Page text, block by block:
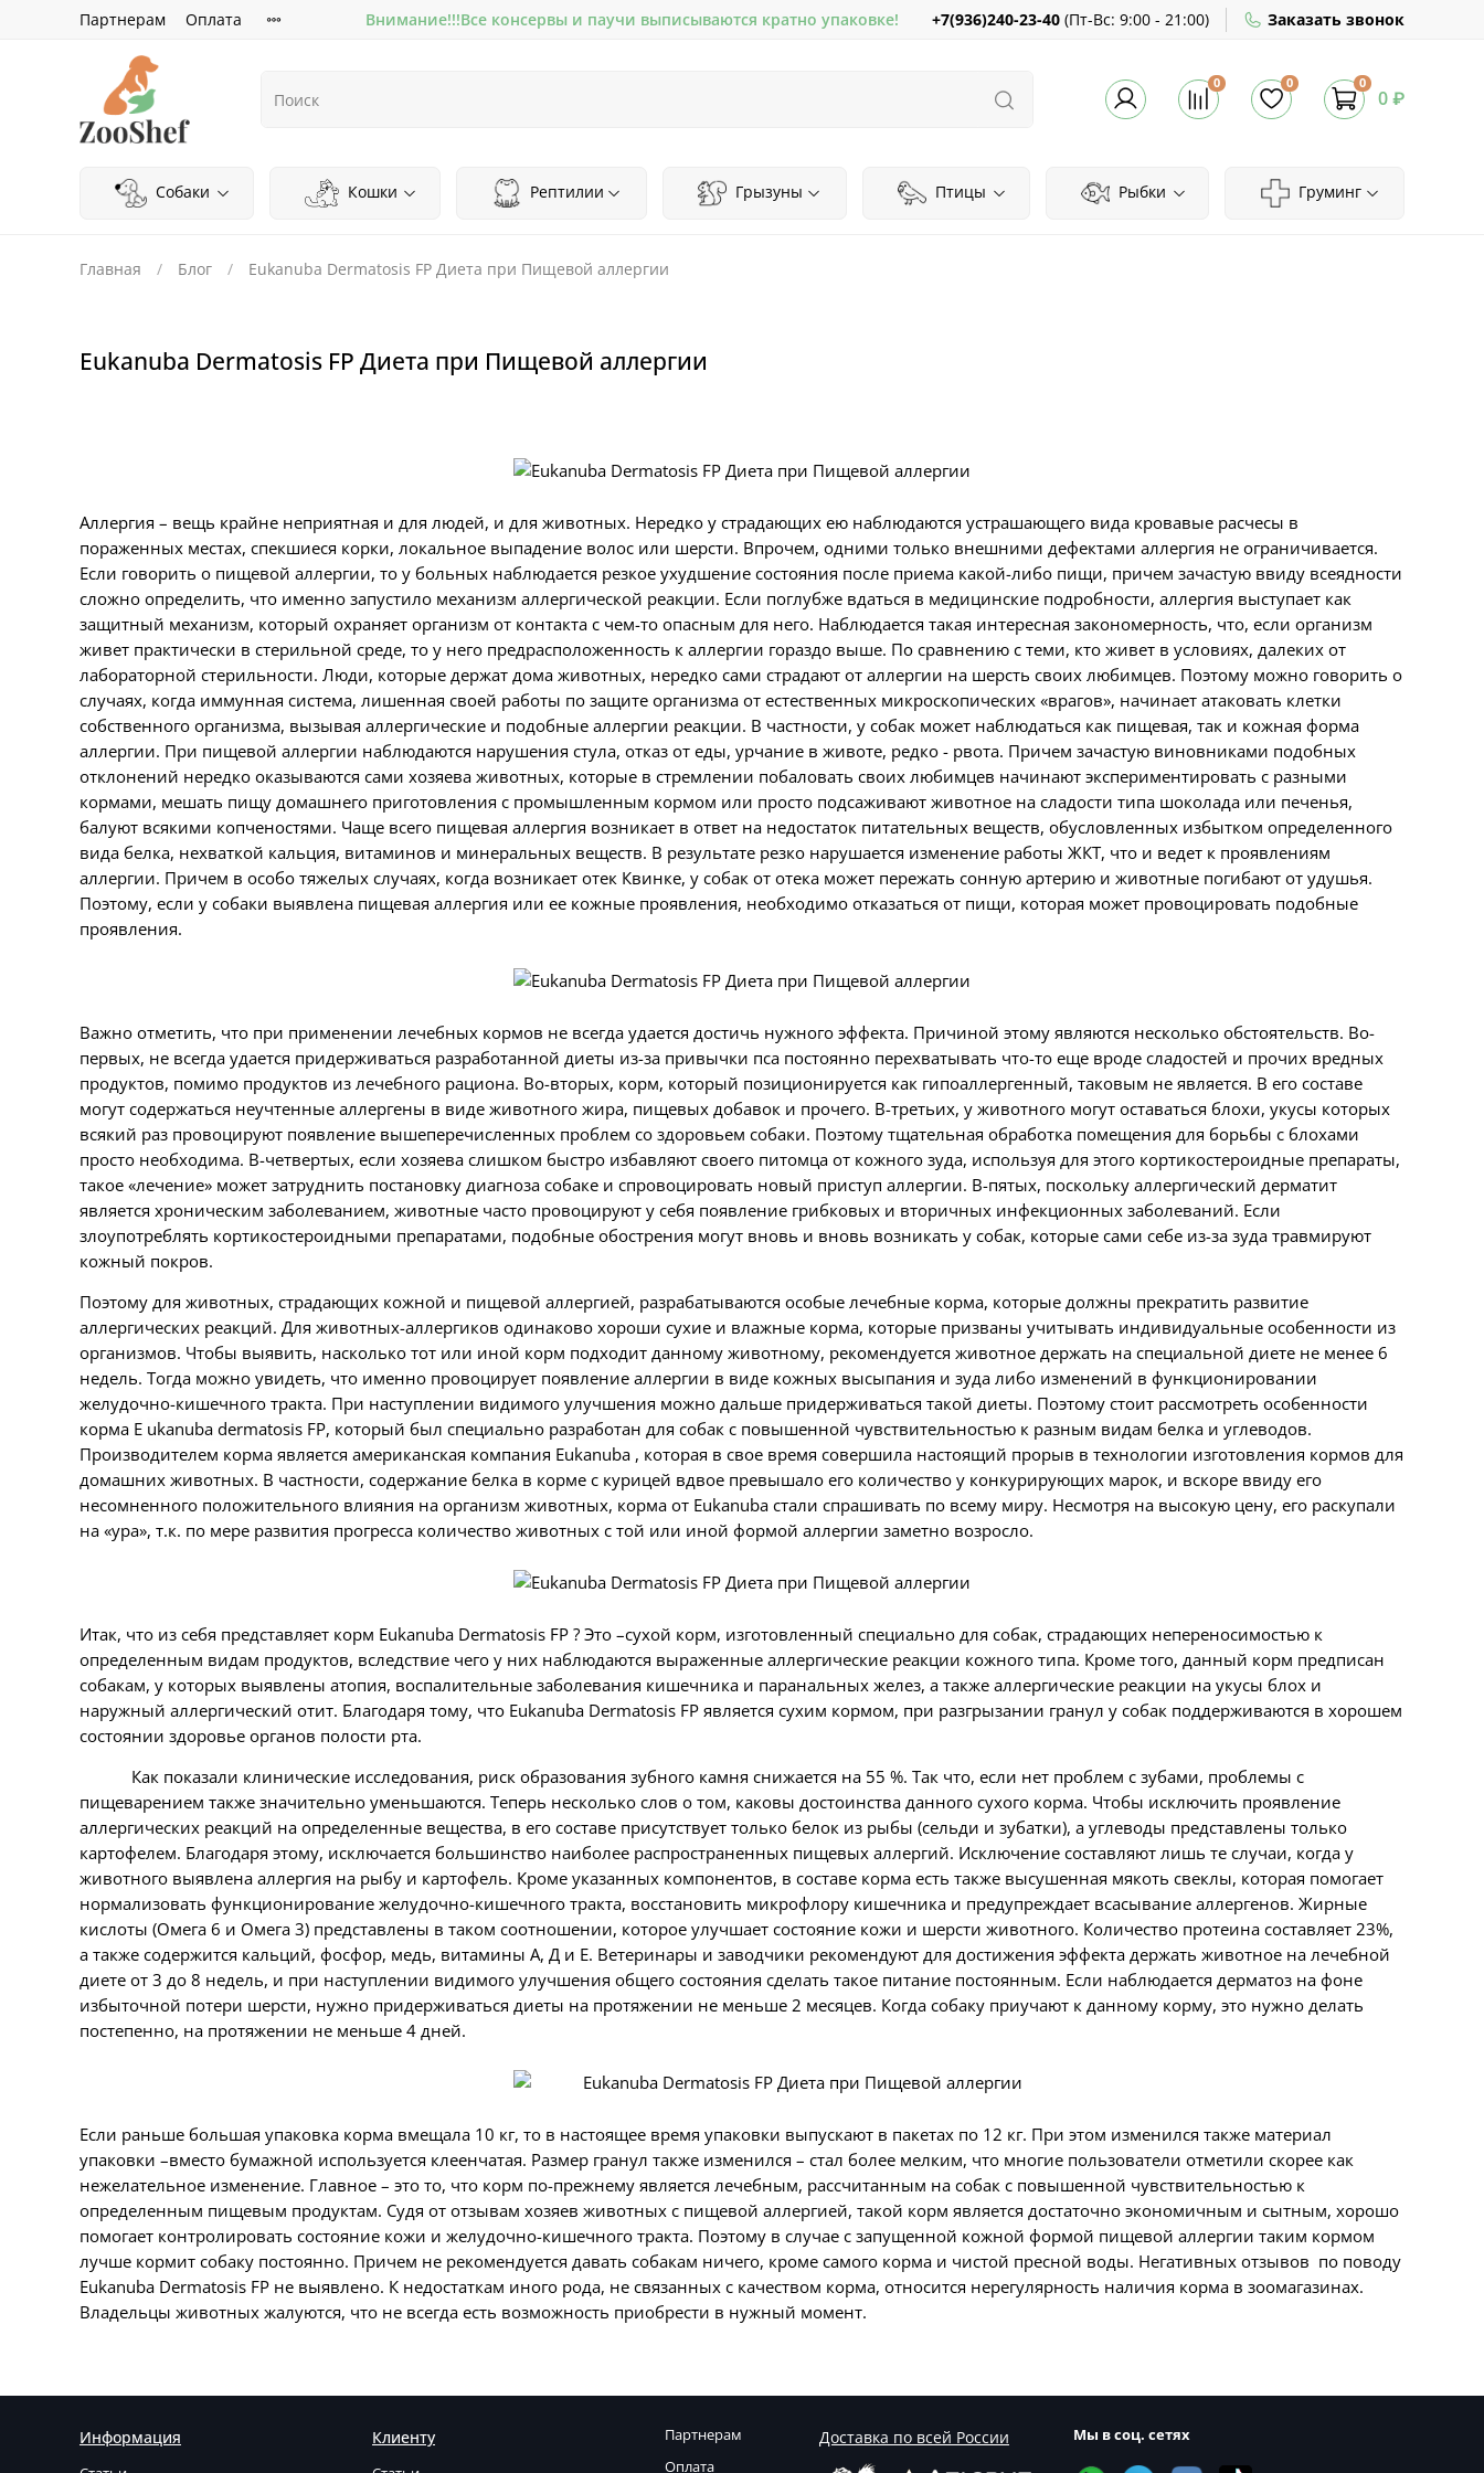
Партнерам Оплата Внимание!!!Все консервы и паучи выписываются кратно упаковке! +7(936)240-23-40 (Пт-Вс: 9:00 - 21:00) Заказать звонок
0 0 0
0 ₽
Собаки Кошки Рептилии Грызуны Птицы Рыбки Груминг
Главная Блог Eukanuba Dermatosis FP Диета при Пищевой аллергии
Eukanuba Dermatosis FP Диета при Пищевой аллергии
Аллергия – вещь крайне неприятная и для людей, и для животных. Нередко у страдающих ею наблюдаются устрашающего вида кровавые расчесы в
пораженных местах, спекшиеся корки, локальное выпадение волос или шерсти. Впрочем, одними только внешними дефектами аллергия не ограничивается.
Если говорить о пищевой аллергии, то у больных наблюдается резкое ухудшение состояния после приема какой-либо пищи, причем зачастую ввиду всеядности
сложно определить, что именно запустило механизм аллергической реакции. Если поглубже вдаться в медицинские подробности, аллергия выступает как
защитный механизм, который охраняет организм от контакта с чем-то опасным для него. Наблюдается такая интересная закономерность, что, если организм
живет практически в стерильной среде, то у него предрасположенность к аллергии гораздо выше. По сравнению с теми, кто живет в условиях, далеких от
лабораторной стерильности. Люди, которые держат дома животных, нередко сами страдают от аллергии на шерсть своих любимцев. Поэтому можно говорить о
случаях, когда иммунная система, лишенная своей работы по защите организма от естественных микроскопических «врагов», начинает атаковать клетки
собственного организма, вызывая аллергические и подобные аллергии реакции. В частности, у собак может наблюдаться как пищевая, так и кожная форма
аллергии. При пищевой аллергии наблюдаются нарушения стула, отказ от еды, урчание в животе, редко - рвота. Причем зачастую виновниками подобных
отклонений нередко оказываются сами хозяева животных, которые в стремлении побаловать своих любимцев начинают экспериментировать с разными
кормами, мешать пищу домашнего приготовления с промышленным кормом или просто подсаживают животное на сладости типа шоколада или печенья,
балуют всякими копченостями. Чаще всего пищевая аллергия возникает в ответ на недостаток питательных веществ, обусловленных избытком определенного
вида белка, нехваткой кальция, витаминов и минеральных веществ. В результате резко нарушается изменение работы ЖКТ, что и ведет к проявлениям
аллергии. Причем в особо тяжелых случаях, когда возникает отек Квинке, у собак от отека может пережать сонную артерию и животные погибают от удушья.
Поэтому, если у собаки выявлена пищевая аллергия или ее кожные проявления, необходимо отказаться от пищи, которая может провоцировать подобные
проявления.
Важно отметить, что при применении лечебных кормов не всегда удается достичь нужного эффекта. Причиной этому являются несколько обстоятельств. Во-
первых, не всегда удается придерживаться разработанной диеты из-за привычки пса постоянно перехватывать что-то еще вроде сладостей и прочих вредных
продуктов, помимо продуктов из лечебного рациона. Во-вторых, корм, который позиционируется как гипоаллергенный, таковым не является. В его составе
могут содержаться неучтенные аллергены в виде животного жира, пищевых добавок и прочего. В-третьих, у животного могут оставаться блохи, укусы которых
всякий раз провоцируют появление вышеперечисленных проблем со здоровьем собаки. Поэтому тщательная обработка помещения для борьбы с блохами
просто необходима. В-четвертых, если хозяева слишком быстро избавляют своего питомца от кожного зуда, используя для этого кортикостероидные препараты,
такое «лечение» может затруднить постановку диагноза собаке и спровоцировать новый приступ аллергии. В-пятых, поскольку аллергический дерматит
является хроническим заболеванием, животные часто провоцируют у себя появление грибковых и вторичных инфекционных заболеваний. Если
злоупотреблять кортикостероидными препаратами, подобные обострения могут вновь и вновь возникать у собак, которые сами себе из-за зуда травмируют
кожный покров.
Поэтому для животных, страдающих кожной и пищевой аллергией, разрабатываются особые лечебные корма, которые должны прекратить развитие
аллергических реакций. Для животных-аллергиков одинаково хороши сухие и влажные корма, которые призваны учитывать индивидуальные особенности из
организмов. Чтобы выявить, насколько тот или иной корм подходит данному животному, рекомендуется животное держать на специальной диете не менее 6
недель. Тогда можно увидеть, что именно провоцирует появление аллергии в виде кожных высыпания и зуда либо изменений в функционировании
желудочно-кишечного тракта. При наступлении видимого улучшения можно дальше придерживаться такой диеты. Поэтому стоит рассмотреть особенности
корма E ukanuba dermatosis FP, который был специально разработан для собак с повышенной чувствительностью к разным видам белка и углеводов.
Производителем корма является американская компания Eukanuba , которая в свое время совершила настоящий прорыв в технологии изготовления кормов для
домашних животных. В частности, содержание белка в корме с курицей вдвое превышало его количество у конкурирующих марок, и вскоре ввиду его
несомненного положительного влияния на организм животных, корма от Eukanubaстали спрашивать по всему миру. Несмотря на высокую цену, его раскупали
на «ура», т.к. по мере развития прогресса количество животных с той или иной формой аллергии заметно возросло.
Итак, что из себя представляет корм Eukanuba Dermatosis FP? Это –сухой корм, изготовленный специально для собак, страдающих непереносимостью к
определенным видам продуктов, вследствие чего у них наблюдаются выраженные аллергические реакции кожного типа. Кроме того, данный корм предписан
собакам, у которых выявлены атопия, воспалительные заболевания кишечника и паранальных желез, а также аллергические реакции на укусы блох и
наружный аллергический отит. Благодаря тому, что Eukanuba Dermatosis FPявляется сухим кормом, при разгрызании гранул у собак поддерживаются в хорошем
состоянии здоровье органов полости рта.
Как показали клинические исследования, риск образования зубного камня снижается на 55 %. Так что, если нет проблем с зубами, проблемы с
пищеварением также значительно уменьшаются. Теперь несколько слов о том, каковы достоинства данного сухого корма. Чтобы исключить проявление
аллергических реакций на определенные вещества, в его составе присутствует только белок из рыбы (сельди и зубатки), а углеводы представлены только
картофелем. Благодаря этому, исключается большинство наиболее распространенных пищевых аллергий. Исключение составляют лишь те случаи, когда у
животного выявлена аллергия на рыбу и картофель. Кроме указанных компонентов, в составе корма есть также высушенная мякоть свеклы, которая помогает
нормализовать функционирование желудочно-кишечного тракта, восстановить микрофлору кишечника и предупреждает всасывание аллергенов. Жирные
кислоты (Омега 6 и Омега 3) представлены в таком соотношении, которое улучшает состояние кожи и шерсти животного. Количество протеина составляет 23%,
а также содержится кальций, фосфор, медь, витамины А, Д и Е. Ветеринары и заводчики рекомендуют для достижения эффекта держать животное на лечебной
диете от 3 до 8 недель, и при наступлении видимого улучшения общего состояния сделать такое питание постоянным. Если наблюдается дерматоз на фоне
избыточной потери шерсти, нужно придерживаться диеты на протяжении не меньше 2 месяцев. Когда собаку приучают к данному корму, это нужно делать
постепенно, на протяжении не меньше 4 дней.
Если раньше большая упаковка корма вмещала 10 кг, то в настоящее время упаковки выпускают в пакетах по 12 кг. При этом изменился также материал
упаковки –вместо бумажной используется клеенчатая. Размер гранул также изменился – стал более мелким, что многие пользователи отметили скорее как
нежелательное изменение. Главное – это то, что корм по-прежнему является лечебным, рассчитанным на собак с повышенной чувствительностью к
определенным пищевым продуктам. Судя от отзывам хозяев животных с пищевой аллергией, такой корм является достаточно экономичным и сытным, хорошо
помогает контролировать состояние кожи и желудочно-кишечного тракта. Поэтому в случае с запущенной кожной формой пищевой аллергии таким кормом
лучше кормит собаку постоянно. Причем не рекомендуется давать собакам ничего, кроме самого корма и чистой пресной воды. Негативных отзывов по поводу
Eukanuba Dermatosis FP не выявлено. К недостаткам иного рода, не связанных с качеством корма, относится нерегулярность наличия корма в зоомагазинах.
Владельцы животных жалуются, что не всегда есть возможность приобрести в нужный момент.
Информация Клиенту
Партнерам
Оплата
Доставка по всей России Мы в соц. сетях